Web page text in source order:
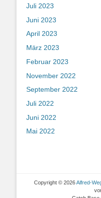
Juli 2023
Juni 2023
April 2023
März 2023
Februar 2023
November 2022
September 2022
Juli 2022
Juni 2022
Mai 2022
Copyright © 2026Alfred-